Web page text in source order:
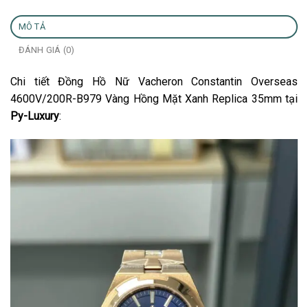
MÔ TẢ
ĐÁNH GIÁ (0)
Chi tiết Đồng Hồ Nữ Vacheron Constantin Overseas
4600V/200R-B979 Vàng Hồng Mặt Xanh Replica 35mm tại
Py-Luxury: